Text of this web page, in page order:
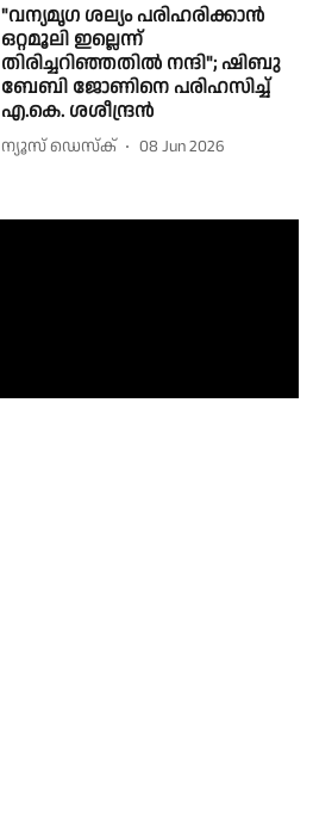
"വന്യമൃഗ ശല്യം പരിഹരിക്കാൻ
ഒറ്റമൂലി ഇല്ലെന്ന്
തിരിച്ചറിഞ്ഞതിൽ നന്ദി"; ഷിബു
ബേബി ജോണിനെ പരിഹസിച്ച്
എ.കെ. ശശീന്ദ്രൻ
ന്യൂസ് ഡെസ്ക് 08 Jun 2026